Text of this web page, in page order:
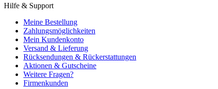
Hilfe & Support
Meine Bestellung
Zahlungsmöglichkeiten
Mein Kundenkonto
Versand & Lieferung
Rücksendungen & Rückerstattungen
Aktionen & Gutscheine
Weitere Fragen?
Firmenkunden